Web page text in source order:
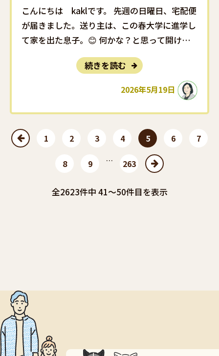
こんにちは kaklです。 先週の日曜日、宅配便
が届きました。送り主は、この春大学に進学し
て家を出た息子。😊 何かな？と思って開けて
みると、母の日のプレゼントでした。😍 箱の
中には、色とりどりの綺麗な「花おはぎ」。ま
るで本物のお花みたいで、とても華やかでし
続きを読む
2026年5月19日
prev 1 2 3 4 5 6 7
8 9 … 263 next
全2623件中 41〜50件目を表示